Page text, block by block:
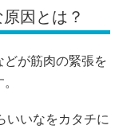
因とは？
が筋肉の緊張を
いいなをカタチに